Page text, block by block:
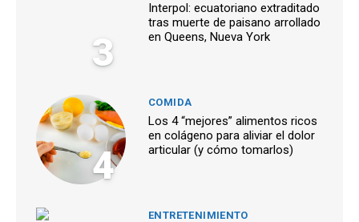
3
Interpol: ecuatoriano extraditado
tras muerte de paisano arrollado
en Queens, Nueva York
4
COMIDA
Los 4 “mejores” alimentos ricos
en colágeno para aliviar el dolor
articular (y cómo tomarlos)
ENTRETENIMIENTO